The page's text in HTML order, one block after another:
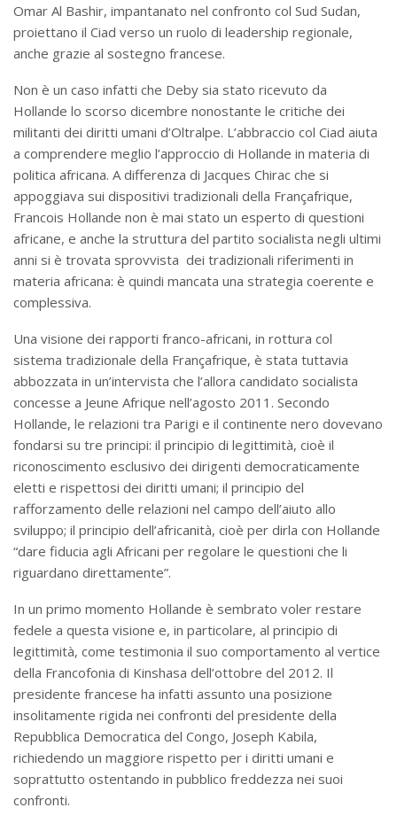
Omar Al Bashir, impantanato nel confronto col Sud Sudan,
proiettano il Ciad verso un ruolo di leadership regionale,
anche grazie al sostegno francese.
Non è un caso infatti che Deby sia stato ricevuto da
Hollande lo scorso dicembre nonostante le critiche dei
militanti dei diritti umani d’Oltralpe. L’abbraccio col Ciad aiuta
a comprendere meglio l’approccio di Hollande in materia di
politica africana. A differenza di Jacques Chirac che si
appoggiava sui dispositivi tradizionali della Françafrique,
Francois Hollande non è mai stato un esperto di questioni
africane, e anche la struttura del partito socialista negli ultimi
anni si è trovata sprovvista dei tradizionali riferimenti in
materia africana: è quindi mancata una strategia coerente e
complessiva.
Una visione dei rapporti franco-africani, in rottura col
sistema tradizionale della Françafrique, è stata tuttavia
abbozzata in un’intervista che l’allora candidato socialista
concesse a Jeune Afrique nell’agosto 2011. Secondo
Hollande, le relazioni tra Parigi e il continente nero dovevano
fondarsi su tre principi: il principio di legittimità, cioè il
riconoscimento esclusivo dei dirigenti democraticamente
eletti e rispettosi dei diritti umani; il principio del
rafforzamento delle relazioni nel campo dell’aiuto allo
sviluppo; il principio dell’africanità, cioè per dirla con Hollande
“dare fiducia agli Africani per regolare le questioni che li
riguardano direttamente”.
In un primo momento Hollande è sembrato voler restare
fedele a questa visione e, in particolare, al principio di
legittimità, come testimonia il suo comportamento al vertice
della Francofonia di Kinshasa dell’ottobre del 2012. Il
presidente francese ha infatti assunto una posizione
insolitamente rigida nei confronti del presidente della
Repubblica Democratica del Congo, Joseph Kabila,
richiedendo un maggiore rispetto per i diritti umani e
soprattutto ostentando in pubblico freddezza nei suoi
confronti.